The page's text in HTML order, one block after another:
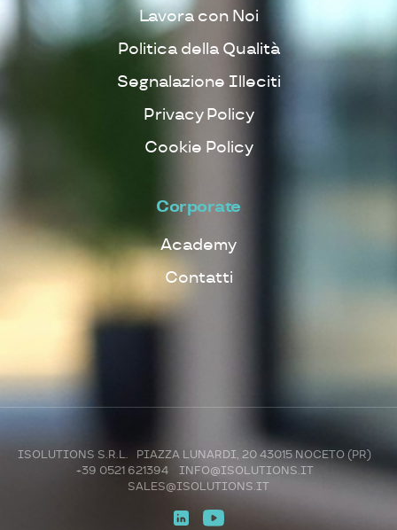
Lavora con Noi
Politica della Qualità
Segnalazione Illeciti
Privacy Policy
Cookie Policy
Corporate
Academy
Contatti
ISOLUTIONS S.R.L. PIAZZA LUNARDI, 20 43015 NOCETO (PR)
+39 0521 621394
INFO@ISOLUTIONS.IT
SALES@ISOLUTIONS.IT